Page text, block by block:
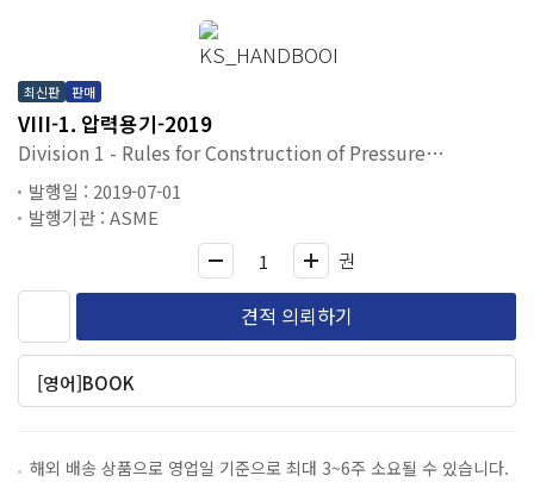
최신판 판매
VIII-1. 압력용기-2019
Division 1 - Rules for Construction of Pressure
Vessels(압력용기의 건축규정) : 적용범위 및 사용상의 제약/
일반요구사항/고합금강/주철/그라그 등
발행일 : 2019-07-01
발행기관 : ASME
권
견적 의뢰하기
[영어]BOOK
해외 배송 상품으로 영업일 기준으로 최대 3~6주 소요될 수 있습니다.